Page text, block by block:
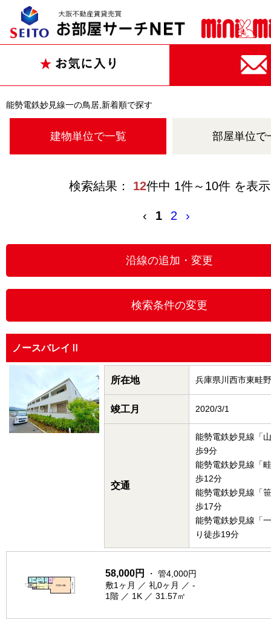
能勢電鉄妙見線一の鳥居,新着順で探す
建物単位で一覧 部屋単位で
検索結果： 12件中 1件～10件 を表示
‹ 1 2 ›
ノースバレイⅡ
所在地 兵庫県川西市東畦野
竣工月 2020/3/1
交通
能勢電鉄妙見線「
歩9分
能勢電鉄妙見線「
歩12分
能勢電鉄妙見線「
歩17分
能勢電鉄妙見線「
り徒歩19分
58,000円
・ 管4,000円
敷1ヶ月 ／ 礼0ヶ月 ／ -
1階 ／ 1K ／ 31.57㎡